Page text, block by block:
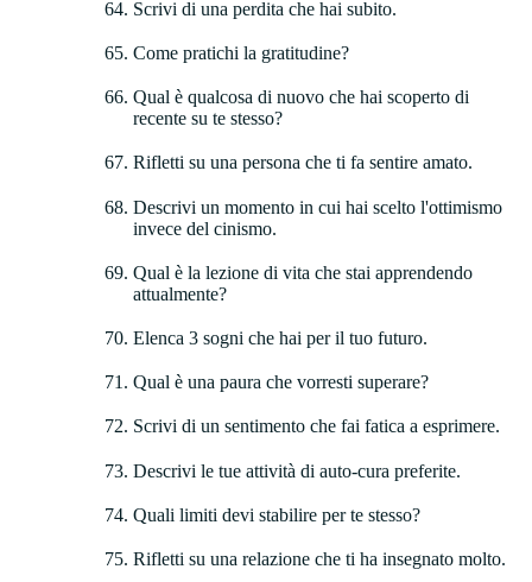
Scrivi di una perdita che hai subito.
Come pratichi la gratitudine?
Qual è qualcosa di nuovo che hai scoperto di
recente su te stesso?
Rifletti su una persona che ti fa sentire amato.
Descrivi un momento in cui hai scelto l'ottimismo
invece del cinismo.
Qual è la lezione di vita che stai apprendendo
attualmente?
Elenca 3 sogni che hai per il tuo futuro.
Qual è una paura che vorresti superare?
Scrivi di un sentimento che fai fatica a esprimere.
Descrivi le tue attività di auto-cura preferite.
Quali limiti devi stabilire per te stesso?
Rifletti su una relazione che ti ha insegnato molto.